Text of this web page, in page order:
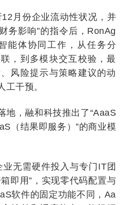
月份企业流动性状况，并
务影响”的指令后，RonAg
能体协同工作，从任务分
，到多模块交互校验，最
风险提示与策略建议的动
工干预。
，融和科技推出了“AaaS
（结果即服务）”的商业模
无需硬件投入与专门IT团
即用”，实现零代码配置与
软件的固定功能不同，Aa